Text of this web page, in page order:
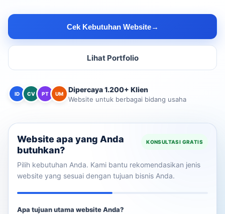
Cek Kebutuhan Website→
Lihat Portfolio
ID CV PT UM Dipercaya 1.200+ Klien
Website untuk berbagai bidang usaha
Website apa yang Anda
butuhkan?
KONSULTASI GRATIS
Pilih kebutuhan Anda. Kami bantu rekomendasikan jenis
website yang sesuai dengan tujuan bisnis Anda.
Apa tujuan utama website Anda?